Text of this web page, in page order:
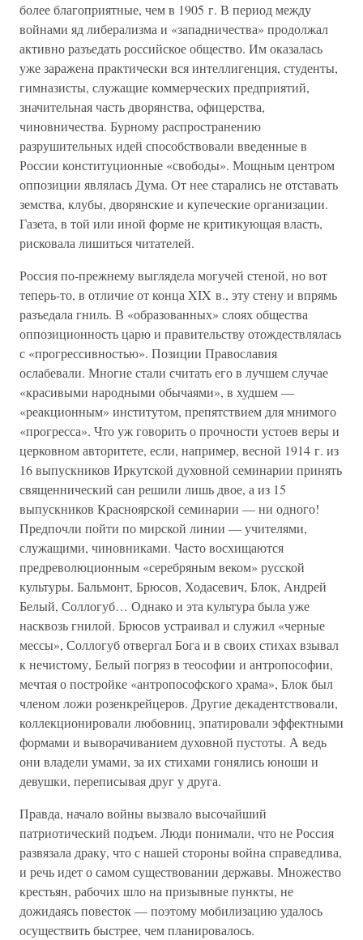
более благоприятные, чем в 1905 г. В период между
войнами яд либерализма и «западничества» продолжал
активно разъедать российское общество. Им оказалась
уже заражена практически вся интеллигенция, студенты,
гимназисты, служащие коммерческих предприятий,
значительная часть дворянства, офицерства,
чиновничества. Бурному распространению
разрушительных идей способствовали введенные в
России конституционные «свободы». Мощным центром
оппозиции являлась Дума. От нее старались не отставать
земства, клубы, дворянские и купеческие организации.
Газета, в той или иной форме не критикующая власть,
рисковала лишиться читателей.
Россия по-прежнему выглядела могучей стеной, но вот
теперь-то, в отличие от конца XIX в., эту стену и впрямь
разъедала гниль. В «образованных» слоях общества
оппозиционность царю и правительству отождествлялась
с «прогрессивностью». Позиции Православия
ослабевали. Многие стали считать его в лучшем случае
«красивыми народными обычаями», в худшем —
«реакционным» институтом, препятствием для мнимого
«прогресса». Что уж говорить о прочности устоев веры и
церковном авторитете, если, например, весной 1914 г. из
16 выпускников Иркутской духовной семинарии принять
священнический сан решили лишь двое, а из 15
выпускников Красноярской семинарии — ни одного!
Предпочли пойти по мирской линии — учителями,
служащими, чиновниками. Часто восхищаются
предреволюционным «серебряным веком» русской
культуры. Бальмонт, Брюсов, Ходасевич, Блок, Андрей
Белый, Соллогуб… Однако и эта культура была уже
насквозь гнилой. Брюсов устраивал и служил «черные
мессы», Соллогуб отвергал Бога и в своих стихах взывал
к нечистому, Белый погряз в теософии и антропософии,
мечтая о постройке «антропософского храма», Блок был
членом ложи розенкрейцеров. Другие декадентствовали,
коллекционировали любовниц, эпатировали эффектными
формами и выворачиванием духовной пустоты. А ведь
они владели умами, за их стихами гонялись юноши и
девушки, переписывая друг у друга.
Правда, начало войны вызвало высочайший
патриотический подъем. Люди понимали, что не Россия
развязала драку, что с нашей стороны война справедлива,
и речь идет о самом существовании державы. Множество
крестьян, рабочих шло на призывные пункты, не
дожидаясь повесток — поэтому мобилизацию удалось
осуществить быстрее, чем планировалось.